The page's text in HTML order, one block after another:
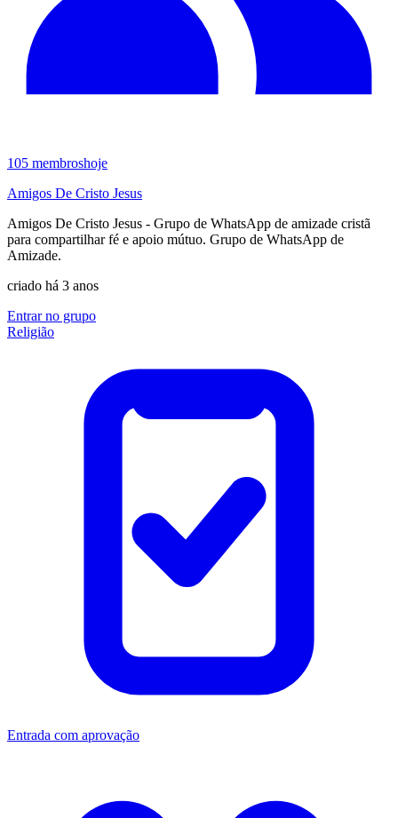
105 membroshoje
Amigos De Cristo Jesus
Amigos De Cristo Jesus - Grupo de WhatsApp de amizade cristã
para compartilhar fé e apoio mútuo. Grupo de WhatsApp de
Amizade.
criado há 3 anos
Entrar no grupo
Religião
Entrada com aprovação